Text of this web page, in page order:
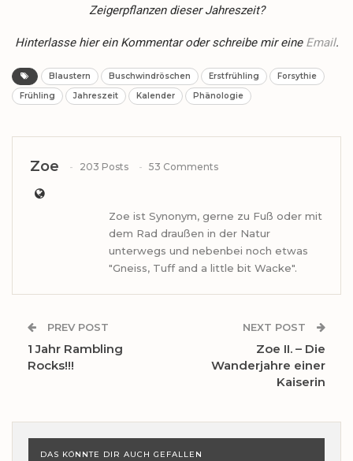
Zeigerpflanzen dieser Jahreszeit?
Hinterlasse hier ein Kommentar oder schreibe mir eine Email.
Blaustern Buschwindröschen Erstfrühling
Forsythie
Frühling
Jahreszeit Kalender Phänologie
Zoe 203 Posts 53 Comments
Zoe ist Synonym, gerne zu Fuß oder mit
dem Rad draußen in der Natur
unterwegs und nebenbei noch etwas
"Gneiss, Tuff and a little bit Wacke".
PREV POST
1 Jahr Rambling
Rocks!!!
NEXT POST
Zoe II. – Die
Wanderjahre einer
Kaiserin
DAS KÖNNTE DIR AUCH GEFALLEN